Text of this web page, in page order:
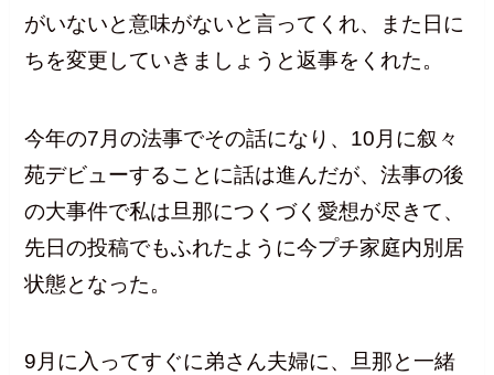
がいないと意味がないと言ってくれ、また日に
ちを変更していきましょうと返事をくれた。
今年の7月の法事でその話になり、10月に叙々
苑デビューすることに話は進んだが、法事の後
の大事件で私は旦那につくづく愛想が尽きて、
先日の投稿でもふれたように今プチ家庭内別居
状態となった。
9月に入ってすぐに弟さん夫婦に、旦那と一緒